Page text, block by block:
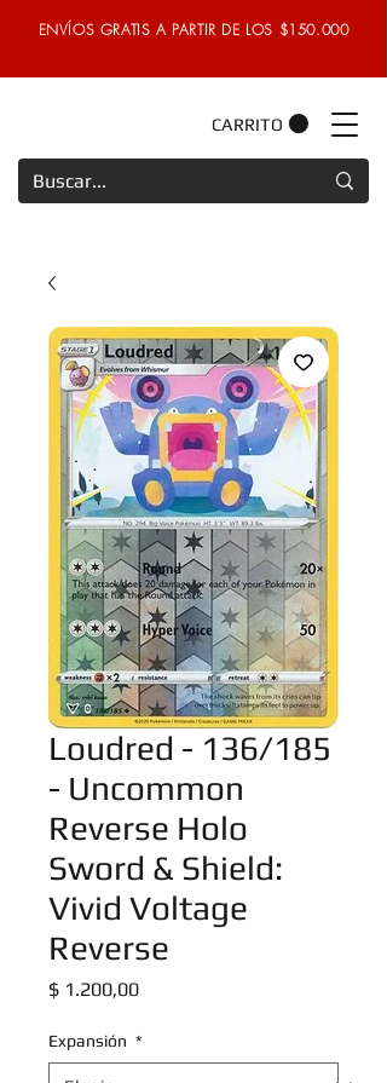
ENVÍOS GRATIS A PARTIR DE LOS $150.000
CARRITO
Loudred - 136/185
- Uncommon
Reverse Holo
Sword & Shield:
Vivid Voltage
Reverse
$ 1.200,00Precio
Expansión *